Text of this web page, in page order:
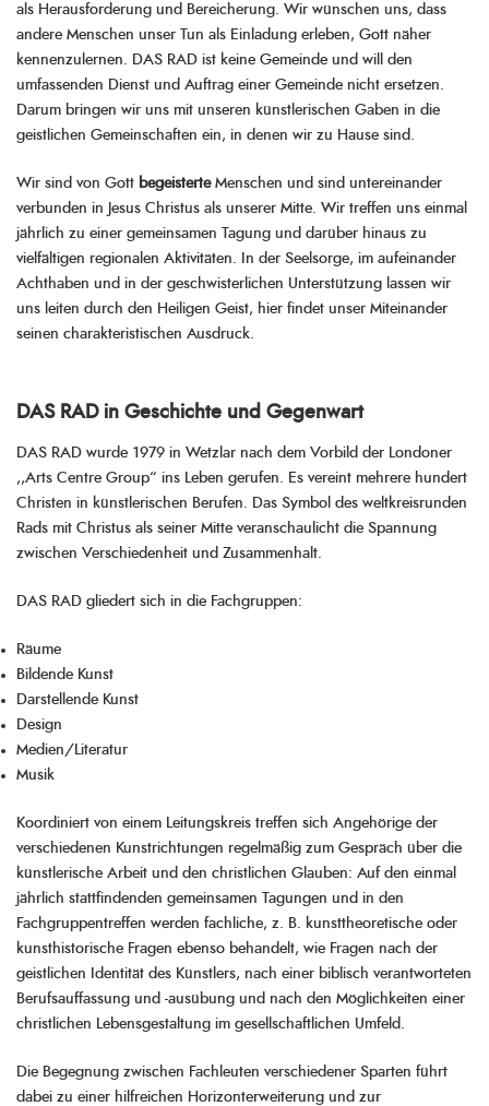
als Herausforderung und Bereicherung. Wir wünschen uns, dass
andere Menschen unser Tun als Einladung erleben, Gott näher
kennenzulernen. DAS RAD ist keine Gemeinde und will den
umfassenden Dienst und Auftrag einer Gemeinde nicht ersetzen.
Darum bringen wir uns mit unseren künstlerischen Gaben in die
geistlichen Gemeinschaften ein, in denen wir zu Hause sind.
Wir sind von Gott begeisterteMenschen und sind untereinander
verbunden in Jesus Christus als unserer Mitte. Wir treffen uns einmal
jährlich zu einer gemeinsamen Tagung und darüber hinaus zu
vielfältigen regionalen Aktivitäten. In der Seelsorge, im aufeinander
Achthaben und in der geschwister­lichen Unterstützung lassen wir
uns leiten durch den Heiligen Geist, hier findet unser Miteinander
seinen charakteristischen Ausdruck.
DAS RAD in Geschichte und Gegenwart
DAS RAD wurde 1979 in Wetzlar nach dem Vorbild der Londoner
,,Arts Centre Group“ ins Leben gerufen. Es vereint mehrere hundert
Christen in künstlerischen Berufen. Das Symbol des weltkreisrunden
Rads mit Christus als seiner Mitte veranschaulicht die Spannung
zwischen Verschiedenheit und Zusammenhalt.
DAS RAD gliedert sich in die Fachgruppen:
Räume
Bildende Kunst
Darstellende Kunst
Design
Medien/Literatur
Musik
Koordiniert von einem Leitungskreis treffen sich Angehörige der
verschiedenen Kunstrichtungen regelmäßig zum Gespräch über die
künstlerische Arbeit und den christlichen Glauben: Auf den einmal
jährlich stattfindenden gemeinsamen Tagungen und in den
Fachgruppentreffen werden fachliche, z. B. kunsttheoretische oder
kunsthistorische Fragen ebenso behandelt, wie Fragen nach der
geistlichen Identität des Künstlers, nach einer biblisch verantworteten
Berufsauffassung und -ausübung und nach den Möglichkeiten einer
christlichen Lebensgestaltung im gesellschaftlichen Umfeld.
Die Begegnung zwischen Fachleuten verschiedener Sparten führt
dabei zu einer hilfreichen Horizont­erweiterung und zur